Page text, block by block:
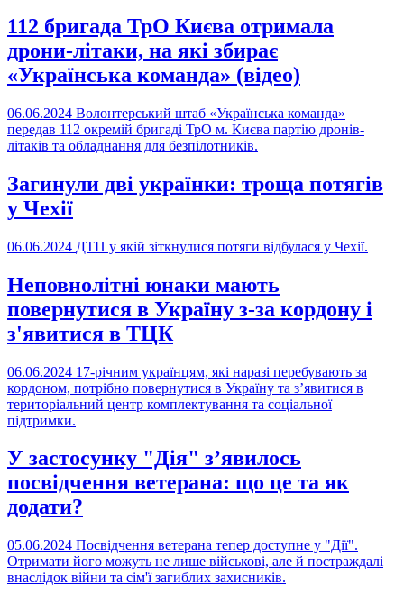
112 бригада ТрО Києва отримала
дрони-літаки, на які збирає
«Українська команда» (відео)
06.06.2024 Волонтерський штаб «Українська команда»
передав 112 окремій бригаді ТрО м. Києва партію дронів-
літаків та обладнання для безпілотників.
Загинули дві українки: троща потягів
у Чехії
06.06.2024 ДТП у якій зіткнулися потяги відбулася у Чехії.
Неповнолітні юнаки мають
повернутися в Україну з-за кордону і
з'явитися в ТЦК
06.06.2024 17-річним українцям, які наразі перебувають за
кордоном, потрібно повернутися в Україну та з’явитися в
територіальний центр комплектування та соціальної
підтримки.
У застосунку "Дія" з’явилось
посвідчення ветерана: що це та як
додати?
05.06.2024 Посвідчення ветерана тепер доступне у "Дії".
Отримати його можуть не лише військові, але й постраждалі
внаслідок війни та сім'ї загиблих захисників.